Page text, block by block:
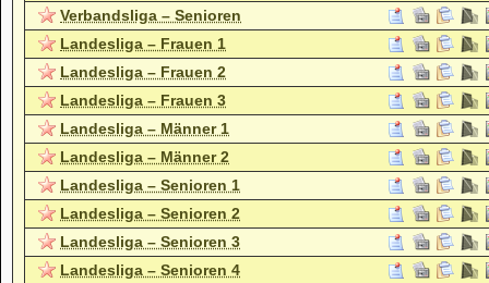
Verbandsliga – Senioren
Landesliga – Frauen 1
Landesliga – Frauen 2
Landesliga – Frauen 3
Landesliga – Männer 1
Landesliga – Männer 2
Landesliga – Senioren 1
Landesliga – Senioren 2
Landesliga – Senioren 3
Landesliga – Senioren 4